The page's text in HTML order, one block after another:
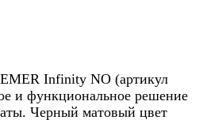
Infinity NO (артикул
и функциональное решение
Черный матовый цвет